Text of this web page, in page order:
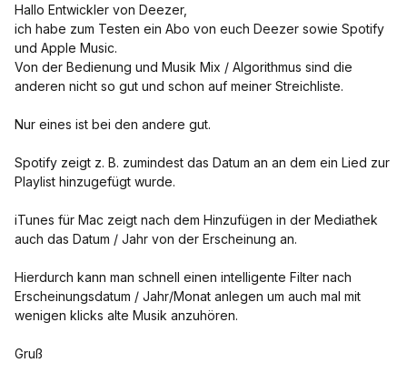
Hallo Entwickler von Deezer,
ich habe zum Testen ein Abo von euch Deezer sowie Spotify
und Apple Music.
Von der Bedienung und Musik Mix / Algorithmus sind die
anderen nicht so gut und schon auf meiner Streichliste.
Nur eines ist bei den andere gut.
Spotify zeigt z. B. zumindest das Datum an an dem ein Lied zur
Playlist hinzugefügt wurde.
iTunes für Mac zeigt nach dem Hinzufügen in der Mediathek
auch das Datum / Jahr von der Erscheinung an.
Hierdurch kann man schnell einen intelligente Filter nach
Erscheinungsdatum / Jahr/Monat anlegen um auch mal mit
wenigen klicks alte Musik anzuhören.
Gruß